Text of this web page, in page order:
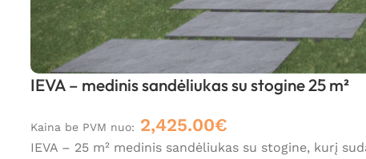
IEVA – medinis sandėliukas su stogine 25 m²
Kaina be PVM nuo: 2,425.00€
IEVA – 25 m² medinis sandėliukas su stogine, kurį